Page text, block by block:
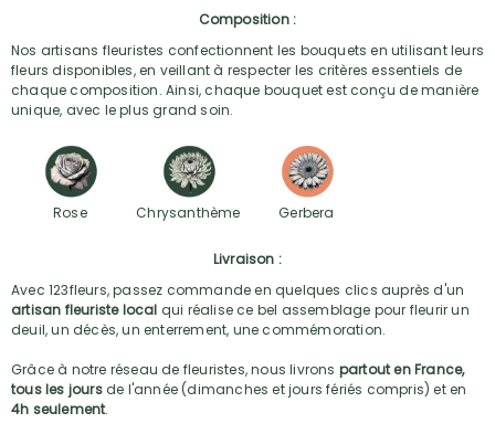
Composition :
Nos artisans fleuristes confectionnent les bouquets en utilisant leurs
fleurs disponibles, en veillant à respecter les critères essentiels de
chaque composition. Ainsi, chaque bouquet est conçu de manière
unique, avec le plus grand soin.
Rose Chrysanthème Gerbera
Livraison :
Avec 123fleurs, passez commande en quelques clics auprès d'un
artisan fleuriste local qui réalise ce bel assemblage pour fleurir un
deuil, un décès, un enterrement, une commémoration.
Grâce à notre réseau de fleuristes, nous livrons partout en France,
tous les joursde l'année (dimanches et jours fériés compris) et en
4h seulement.